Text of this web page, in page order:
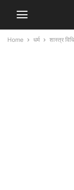
Home धर्म शास्त्र